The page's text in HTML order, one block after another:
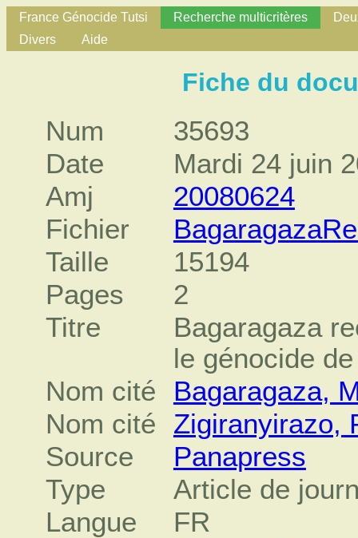
France Génocide Tutsi Recherche multicritères
Divers
Aide
Fiche du
Num
35693
Date
Mardi 24 juin
Amj
20080624
Fichier
Taille
15194
Pages
2
Titre
Bagaragaza
le génocide
Nom cité
Bagaragaza,
Nom cité
Zigiranyirazo,
Source
Panapress
Type
Article de
Langue
FR